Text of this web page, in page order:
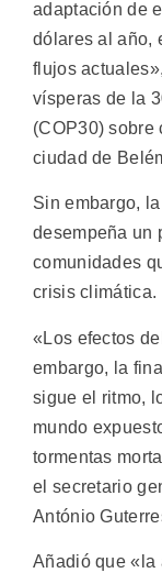
adaptación de
dólares al año,
flujos
vísperas de la
(COP30) sobre
ciudad de
Sin embargo,
desempeña un
comunidades
crisis climática.
«Los efectos
embargo, la
sigue el ritmo,
mundo
tormentas
el secretario
António
Añadió que «la